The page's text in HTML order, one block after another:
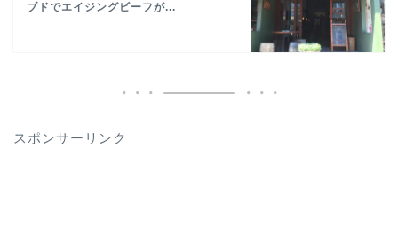
ブドでエイジングビーフが...
スポンサーリンク